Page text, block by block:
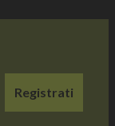
Registrati